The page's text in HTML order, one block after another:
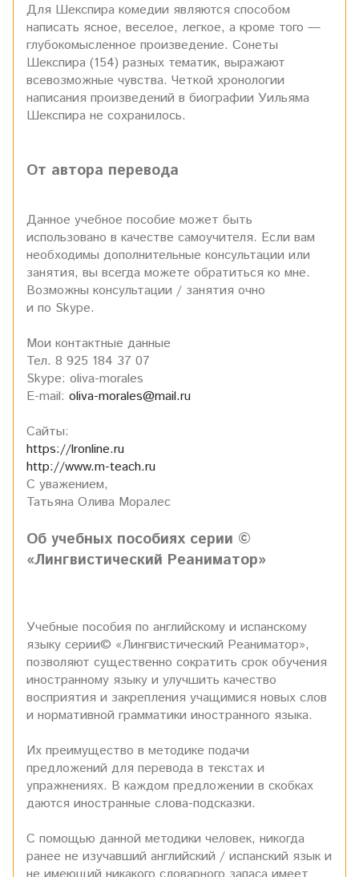
Для Шекспира комедии являются способом
написать ясное, веселое, легкое, а кроме того —
глубокомысленное произведение. Сонеты
Шекспира (154) разных тематик, выражают
всевозможные чувства. Четкой хронологии
написания произведений в биографии Уильяма
Шекспира не сохранилось.
От автора перевода
Данное учебное пособие может быть
использовано в качестве самоучителя. Если вам
необходимы дополнительные консультации или
занятия, вы всегда можете обратиться ко мне.
Возможны консультации / занятия очно
и по Skype.
Мои контактные данные
Тел. 8 925 184 37 07
Skype: oliva-morales
E-mail: oliva-morales@mail.ru
Сайты:
https://lronline.ru
http://www.m-teach.ru
С уважением,
Татьяна Олива Моралес
Об учебных пособиях серии ©
«Лингвистический Реаниматор»
Учебные пособия по английскому и испанскому
языку серии© «Лингвистический Реаниматор»,
позволяют существенно сократить срок обучения
иностранному языку и улучшить качество
восприятия и закрепления учащимися новых слов
и нормативной грамматики иностранного языка.
Их преимущество в методике подачи
предложений для перевода в текстах и
упражнениях. В каждом предложении в скобках
даются иностранные слова-подсказки.
С помощью данной методики человек, никогда
ранее не изучавший английский / испанский язык и